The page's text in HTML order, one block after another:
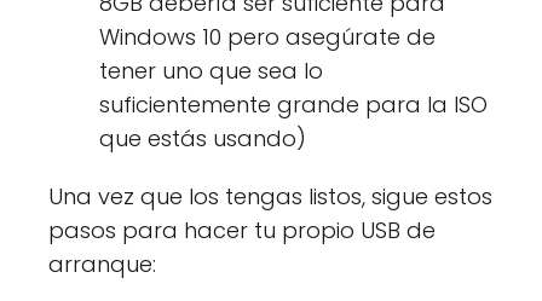
Windows 10 pero asegúrate de
tener uno que sea lo
suficientemente grande para la ISO
que estás usando)
Una vez que los tengas listos, sigue estos
pasos para hacer tu propio USB de
arranque: